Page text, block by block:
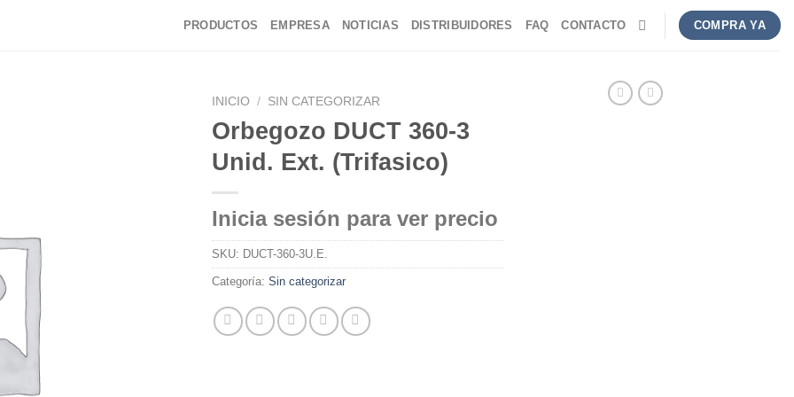
PRODUCTOS EMPRESA NOTICIAS DISTRIBUIDORES FAQ CONTACTO COMPRA YA
INICIO / SIN CATEGORIZAR
Orbegozo DUCT 360-3
Unid. Ext. (Trifasico)
Inicia sesión para ver precio
SKU: DUCT-360-3U.E.
Categoría: Sin categorizar